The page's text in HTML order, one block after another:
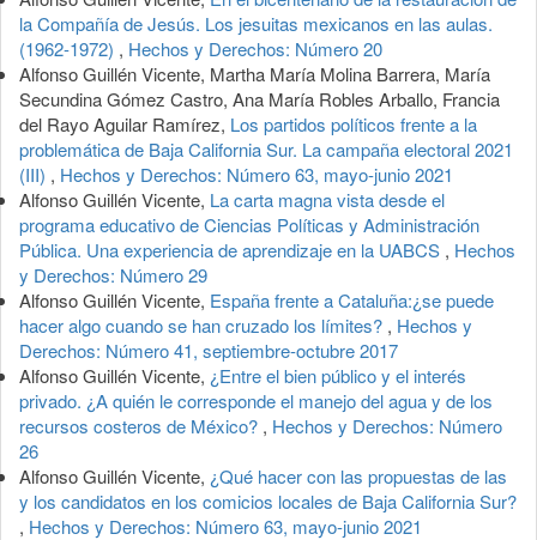
la Compañía de Jesús. Los jesuitas mexicanos en las aulas.
(1962-1972) , Hechos y Derechos: Número 20
Alfonso Guillén Vicente, Martha María Molina Barrera, María
Secundina Gómez Castro, Ana María Robles Arballo, Francia
del Rayo Aguilar Ramírez, Los partidos políticos frente a la
problemática de Baja California Sur. La campaña electoral 2021
(III) , Hechos y Derechos: Número 63, mayo-junio 2021
Alfonso Guillén Vicente, La carta magna vista desde el
programa educativo de Ciencias Políticas y Administración
Pública. Una experiencia de aprendizaje en la UABCS , Hechos
y Derechos: Número 29
Alfonso Guillén Vicente, España frente a Cataluña:¿se puede
hacer algo cuando se han cruzado los límites? , Hechos y
Derechos: Número 41, septiembre-octubre 2017
Alfonso Guillén Vicente, ¿Entre el bien público y el interés
privado. ¿A quién le corresponde el manejo del agua y de los
recursos costeros de México? , Hechos y Derechos: Número
26
Alfonso Guillén Vicente, ¿Qué hacer con las propuestas de las
y los candidatos en los comicios locales de Baja California Sur?
, Hechos y Derechos: Número 63, mayo-junio 2021